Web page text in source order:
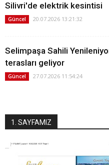
Silivri'de elektrik kesintisi
Güncel 20.07.2026 13:21:32
Selimpaşa Sahili
terasları geliyor
Güncel 27.07.2026 11:54:24
1. SAYFAMIZ